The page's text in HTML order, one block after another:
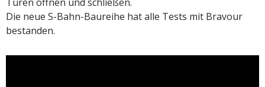
Die neue S-Bahn-Baureihe hat alle Tests mit Bravour
bestanden.